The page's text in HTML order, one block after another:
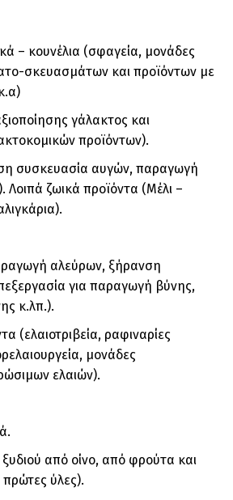
– κουνέλια (σφαγεία, µονάδες
σκευασµάτων και προϊόντων µε
γάλακτος και
προϊόντων).
συσκευασία αυγών, παραγωγή
Λοιπά ζωικά προϊόντα (Μέλι –
αλεύρων, ξήρανση
για παραγωγή βύνης,
κ.λπ.).
(ελαιοτριβεία, ραφιναρίες
µονάδες
ελαιών).
από οίνο, από φρούτα και
πρώτες ύλες).